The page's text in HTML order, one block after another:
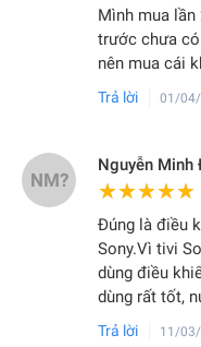
Mình mua lần
trước chưa
nên mua cái
Trả lời 01/
NM?
Nguyễn Minh
★★★★★
★★★★★
Đúng là điều
Sony.Vì tivi
dùng điều
dùng rất tốt,
Trả lời 11/